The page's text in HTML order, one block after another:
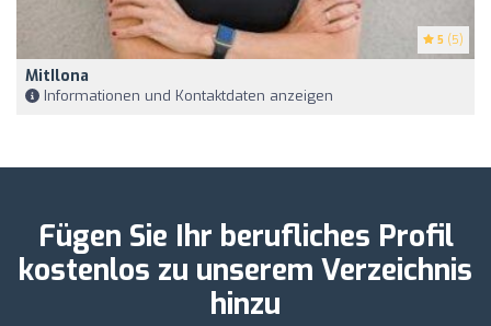
5 (5)
MitIlona
Informationen und Kontaktdaten anzeigen
Fügen Sie Ihr berufliches Profil
kostenlos zu unserem Verzeichnis
hinzu